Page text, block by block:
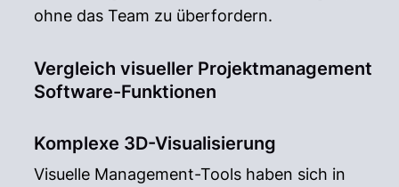
ohne das Team zu überfordern.
Vergleich visueller Projektmanagement
Software-Funktionen
Komplexe 3D-Visualisierung
Visuelle Management-Tools haben sich in